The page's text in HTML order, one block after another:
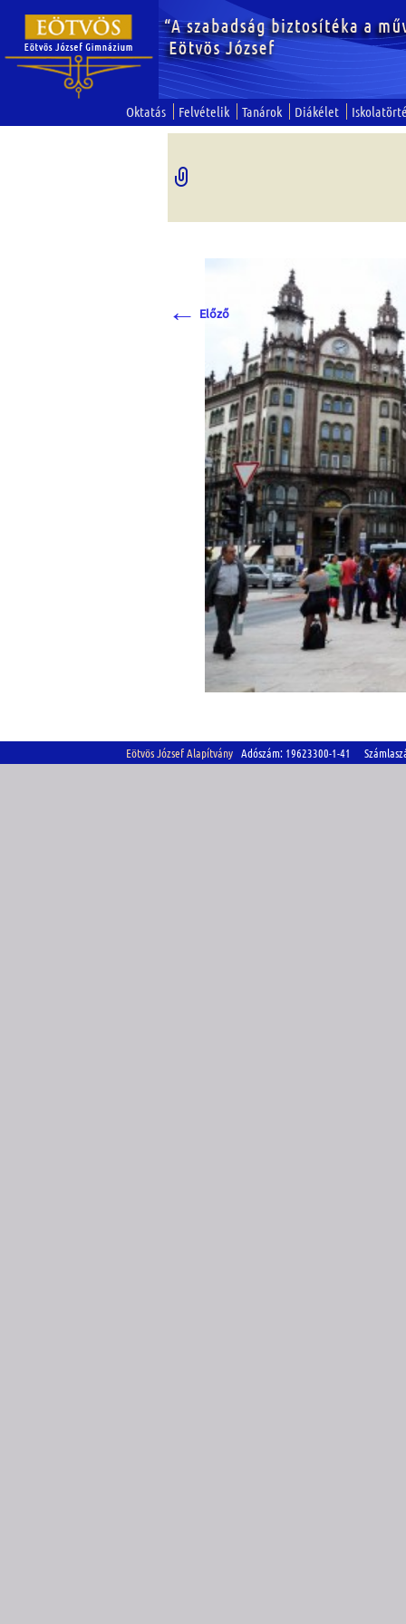
Oktatás Felvételik Tanárok Diákélet
← Előző
Eötvös József Alapítvány Adószám: 19623300-1-41